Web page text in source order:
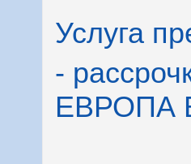
Услуга
-
ЕВРОПА